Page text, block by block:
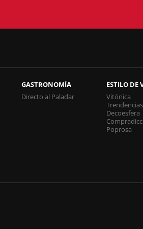
GASTRONOMÍA
Directo al Paladar
ESTILO DE
Vitónica
Trendencias
Decoesfera
Poprosa